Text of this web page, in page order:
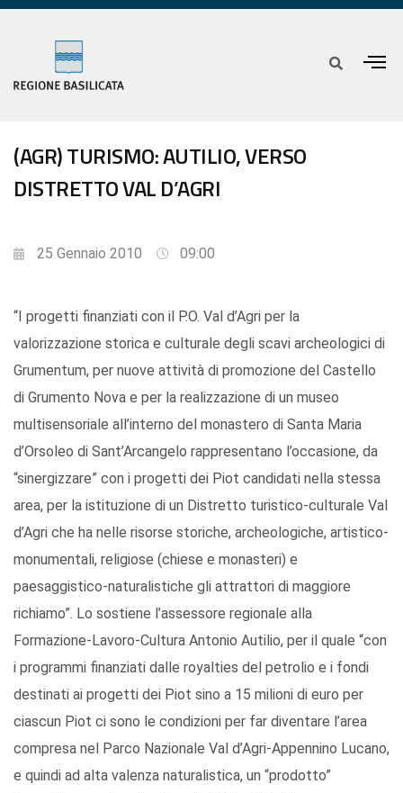
(AGR) TURISMO: AUTILIO, VERSO
DISTRETTO VAL D’AGRI
25 Gennaio 2010 09:00
“I progetti finanziati con il P.O. Val d’Agri per la
valorizzazione storica e culturale degli scavi archeologici di
Grumentum, per nuove attività di promozione del Castello
di Grumento Nova e per la realizzazione di un museo
multisensoriale all’interno del monastero di Santa Maria
d’Orsoleo di Sant’Arcangelo rappresentano l’occasione, da
“sinergizzare” con i progetti dei Piot candidati nella stessa
area, per la istituzione di un Distretto turistico-culturale Val
d’Agri che ha nelle risorse storiche, archeologiche, artistico-
monumentali, religiose (chiese e monasteri) e
paesaggistico-naturalistiche gli attrattori di maggiore
richiamo”. Lo sostiene l’assessore regionale alla
Formazione-Lavoro-Cultura Antonio Autilio, per il quale “con
i programmi finanziati dalle royalties del petrolio e i fondi
destinati ai progetti dei Piot sino a 15 milioni di euro per
ciascun Piot ci sono le condizioni per far diventare l’area
compresa nel Parco Nazionale Val d’Agri-Appennino Lucano,
e quindi ad alta valenza naturalistica, un “prodotto”